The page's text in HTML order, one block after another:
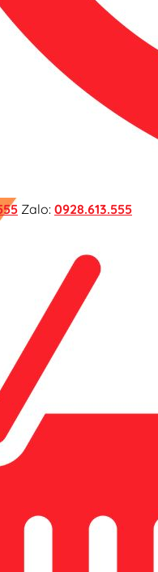
Zalo: 0928.613.555
chính hãng